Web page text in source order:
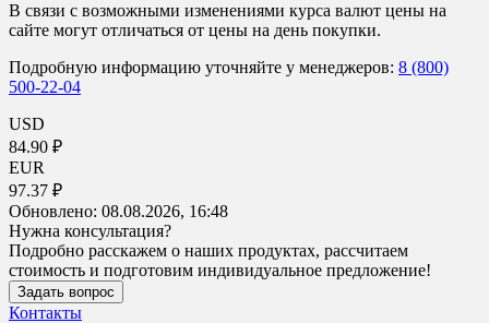
В связи с возможными изменениями курса валют цены на
сайте могут отличаться от цены на день покупки.
Подробную информацию уточняйте у менеджеров: 8 (800)
500-22-04
USD
84.90 ₽
EUR
97.37 ₽
Обновлено: 08.08.2026, 16:48
Нужна консультация?
Подробно расскажем о наших продуктах, рассчитаем
стоимость и подготовим индивидуальное предложение!
Задать вопрос
Контакты